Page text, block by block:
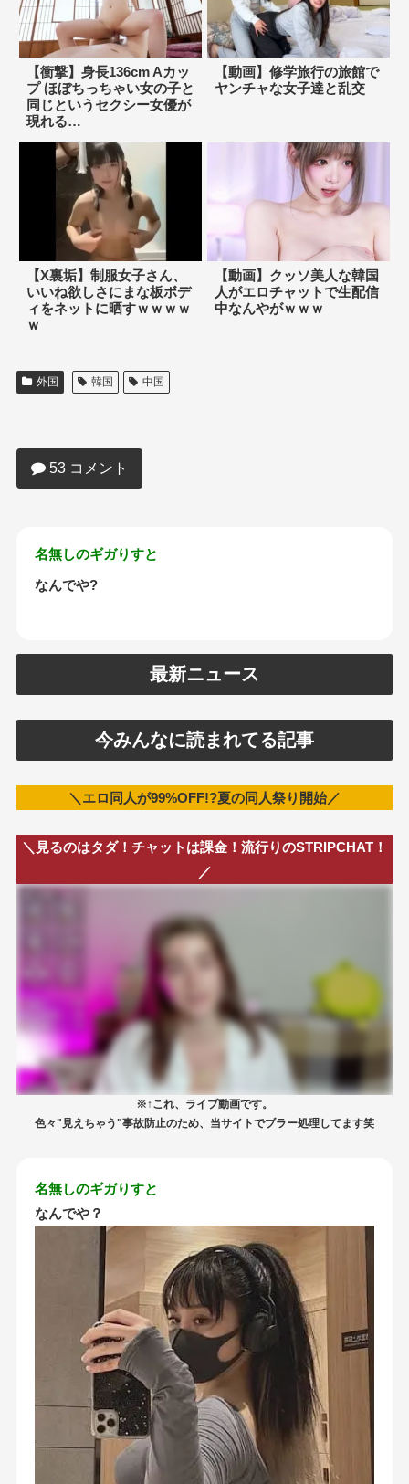
【衝撃】身長136cm Aカッ
プ ほぼちっちゃい女の子と
同じというセクシー女優が
現れる…
【動画】修学旅行の旅館で
ヤンチャな女子達と乱交
【X裏垢】制服女子さん、
いいね欲しさにまな板ボデ
ィをネットに晒すｗｗｗｗ
ｗ
【動画】クッソ美人な韓国
人がエロチャットで生配信
中なんやがｗｗｗ
外国 韓国 中国
か穿かない…
53 コメント
名無しのギガりすと
なんでや?
最新ニュース
今みんなに読まれてる記事
＼エロ同人が99%OFF!?夏の同人祭り開始／
＼見るのはタダ！チャットは課金！流行りのSTRIPCHAT！
／
※↑これ、ライブ動画です。
色々"見えちゃう"事故防止のため、当サイトでブラー処理してます笑
名無しのギガりすと
なんでや？